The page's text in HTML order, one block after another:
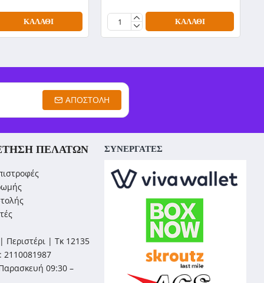
ΚΑΛΆΘΙ ΚΑΛΆΘΙ
ΑΠΟΣΤΟΛΉ
ΠΕΛΑΤΏΝ
Περιστέρι | Τκ 12135
2110081987
09:30 –
ΣΥΝΕΡΓΑΤΕΣ